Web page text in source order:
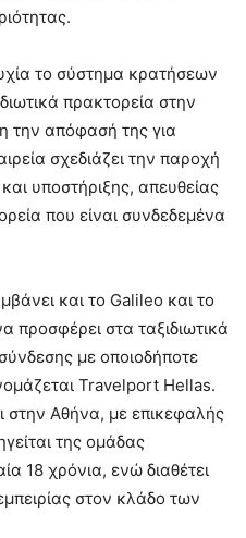
το σύστημα κρατήσεων
πρακτορεία στην
την απόφασή της για
σχεδιάζει την παροχή
υποστήριξης, απευθείας
που είναι συνδεδεμένα
και το Galileo και το
προσφέρει στα ταξιδιωτικά
με οποιοδήποτε
Travelport Hellas.
στην Αθήνα, με επικεφαλής
της ομάδας
18 χρόνια, ενώ διαθέτει
στον κλάδο των